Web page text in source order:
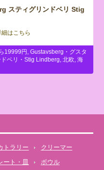
スティグリンドベリ Stig
はこちら
19999円 ,Gustavsberg・グスタ
ドベリ・Stig Lindberg ,北欧 ,海
トラリー
クリーマー
ート・皿
ボウル